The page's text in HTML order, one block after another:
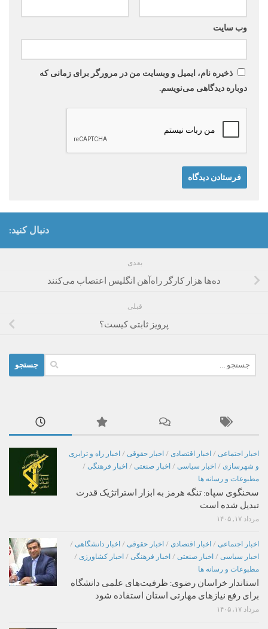
وب‌ سایت
ذخیره نام، ایمیل و وبسایت من در مرورگر برای زمانی که
دوباره دیدگاهی می‌نویسم.
دنبال کنید:
بعدی
ده‌ها هزار کارگر راه‌آهن انگلیس اعتصاب می‌کنند
قبلی
پرویز ثابتی کیست؟
برای:
اخبار اجتماعی / اخبار اقتصادی / اخبار حقوقی / اخبار راه و ترابری
و شهرسازی / اخبار سیاسی / اخبار صنعتی / اخبار فرهنگی /
مطبوعات و رسانه ها
سخنگوی سپاه: تنگه هرمز به ابزار استراتژیک قدرت
تبدیل شده است
مرداد ۱۷, ۱۴۰۵
اخبار اجتماعی / اخبار اقتصادی / اخبار حقوقی / اخبار دانشگاهی /
اخبار سیاسی / اخبار صنعتی / اخبار فرهنگی / اخبار کشاورزی /
مطبوعات و رسانه ها
استاندار خراسان رضوی: ظرفیت‌های علمی دانشگاه
برای رفع نیازهای مهارتی استان استفاده شود
مرداد ۱۷, ۱۴۰۵